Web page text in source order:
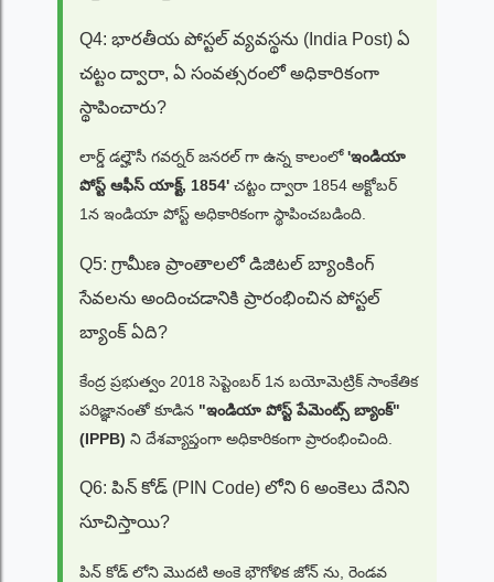
Q4: భారతీయ పోస్టల్ వ్యవస్థను (India Post) ఏ
చట్టం ద్వారా, ఏ సంవత్సరంలో అధికారికంగా
స్థాపించారు?
లార్డ్ డల్హౌసీ గవర్నర్ జనరల్ గా ఉన్న కాలంలో'ఇండియా
పోస్ట్ ఆఫీస్ యాక్ట్, 1854' చట్టం ద్వారా 1854 అక్టోబర్
1న ఇండియా పోస్ట్ అధికారికంగా స్థాపించబడింది.
Q5: గ్రామీణ ప్రాంతాలలో డిజిటల్ బ్యాంకింగ్
సేవలను అందించడానికి ప్రారంభించిన పోస్టల్
బ్యాంక్ ఏది?
కేంద్ర ప్రభుత్వం 2018 సెప్టెంబర్ 1న బయోమెట్రిక్ సాంకేతిక
పరిజ్ఞానంతో కూడిన "ఇండియా పోస్ట్ పేమెంట్స్ బ్యాంక్"
(IPPB) ని దేశవ్యాప్తంగా అధికారికంగా ప్రారంభించింది.
Q6: పిన్ కోడ్ (PIN Code) లోని 6 అంకెలు దేనిని
సూచిస్తాయి?
పిన్ కోడ్ లోని మొదటి అంకె భౌగోళిక జోన్ ను, రెండవ